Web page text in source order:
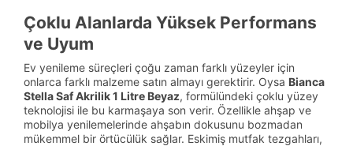
Çoklu Alanlarda Yüksek Performans
ve Uyum
Ev yenileme süreçleri çoğu zaman farklı yüzeyler için
onlarca farklı malzeme satın almayı gerektirir. Oysa Bianca
Stella Saf Akrilik 1 Litre Beyaz, formülündeki çoklu yüzey
teknolojisi ile bu karmaşaya son verir. Özellikle ahşap ve
mobilya yenilemelerinde ahşabın dokusunu bozmadan
mükemmel bir örtücülük sağlar. Eskimiş mutfak tezgahları,